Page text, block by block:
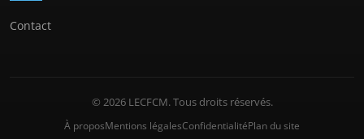
Contact
© 2026 LECFCM. Tous droits réservés.
À proposMentions légalesConfidentialitéPlan du site